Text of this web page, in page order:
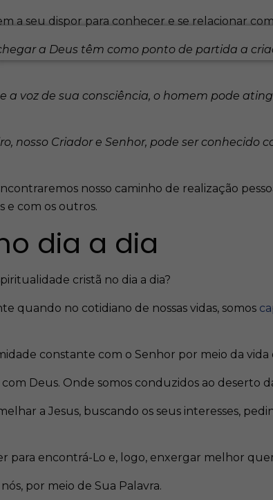
a seu dispor para conhecer e se relacionar
a Deus têm como ponto de partida a
voz de sua consciência, o homem pode
nosso Criador e Senhor, pode ser conhecido
nosso caminho de realização
e com os outros.
dia a dia
cristã no dia a dia?
quando no cotidiano de nossas vidas, somos
constante com o Senhor por meio da vida
Deus. Onde somos conduzidos ao deserto
a Jesus, buscando os seus interesses,
para encontrá-Lo e, logo, enxergar melhor
por meio de Sua Palavra.